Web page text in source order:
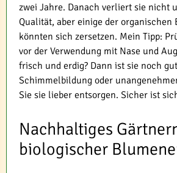
zwei Jahre. Danach verliert sie nicht
Qualität, aber einige der organischen
könnten sich zersetzen. Mein Tipp:
vor der Verwendung mit Nase und
frisch und erdig? Dann ist sie noch
Schimmelbildung oder
Sie sie lieber entsorgen. Sicher ist
Nachhaltiges
biologischer